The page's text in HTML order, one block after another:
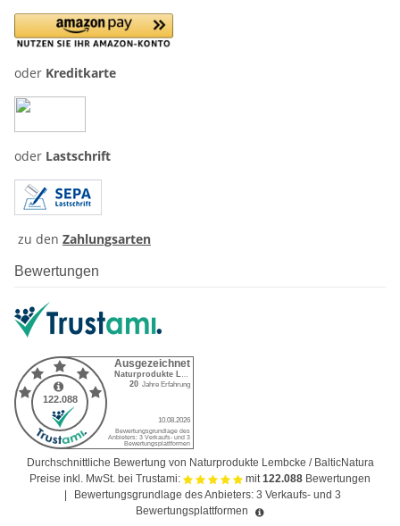
oder Kreditkarte
oder Lastschrift
zu den Zahlungsarten
Bewertungen
Durchschnittliche Bewertung von Naturprodukte Lembcke / BalticNatura
Preise inkl. MwSt. bei Trustami:
mit122.088 Bewertungen
Bewertungsgrundlage des Anbieters: 3 Verkaufs- und 3
Bewertungsplattformen